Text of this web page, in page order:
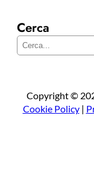
Cerca
Copyright ©
Cookie Policy|